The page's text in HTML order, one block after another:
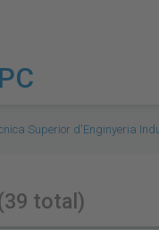
Superior d'Enginyeria
total)